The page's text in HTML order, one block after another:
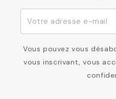
Vous pouvez vous
vous inscrivant, vous